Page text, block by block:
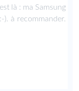
là : ma Samsung
). à recommander.